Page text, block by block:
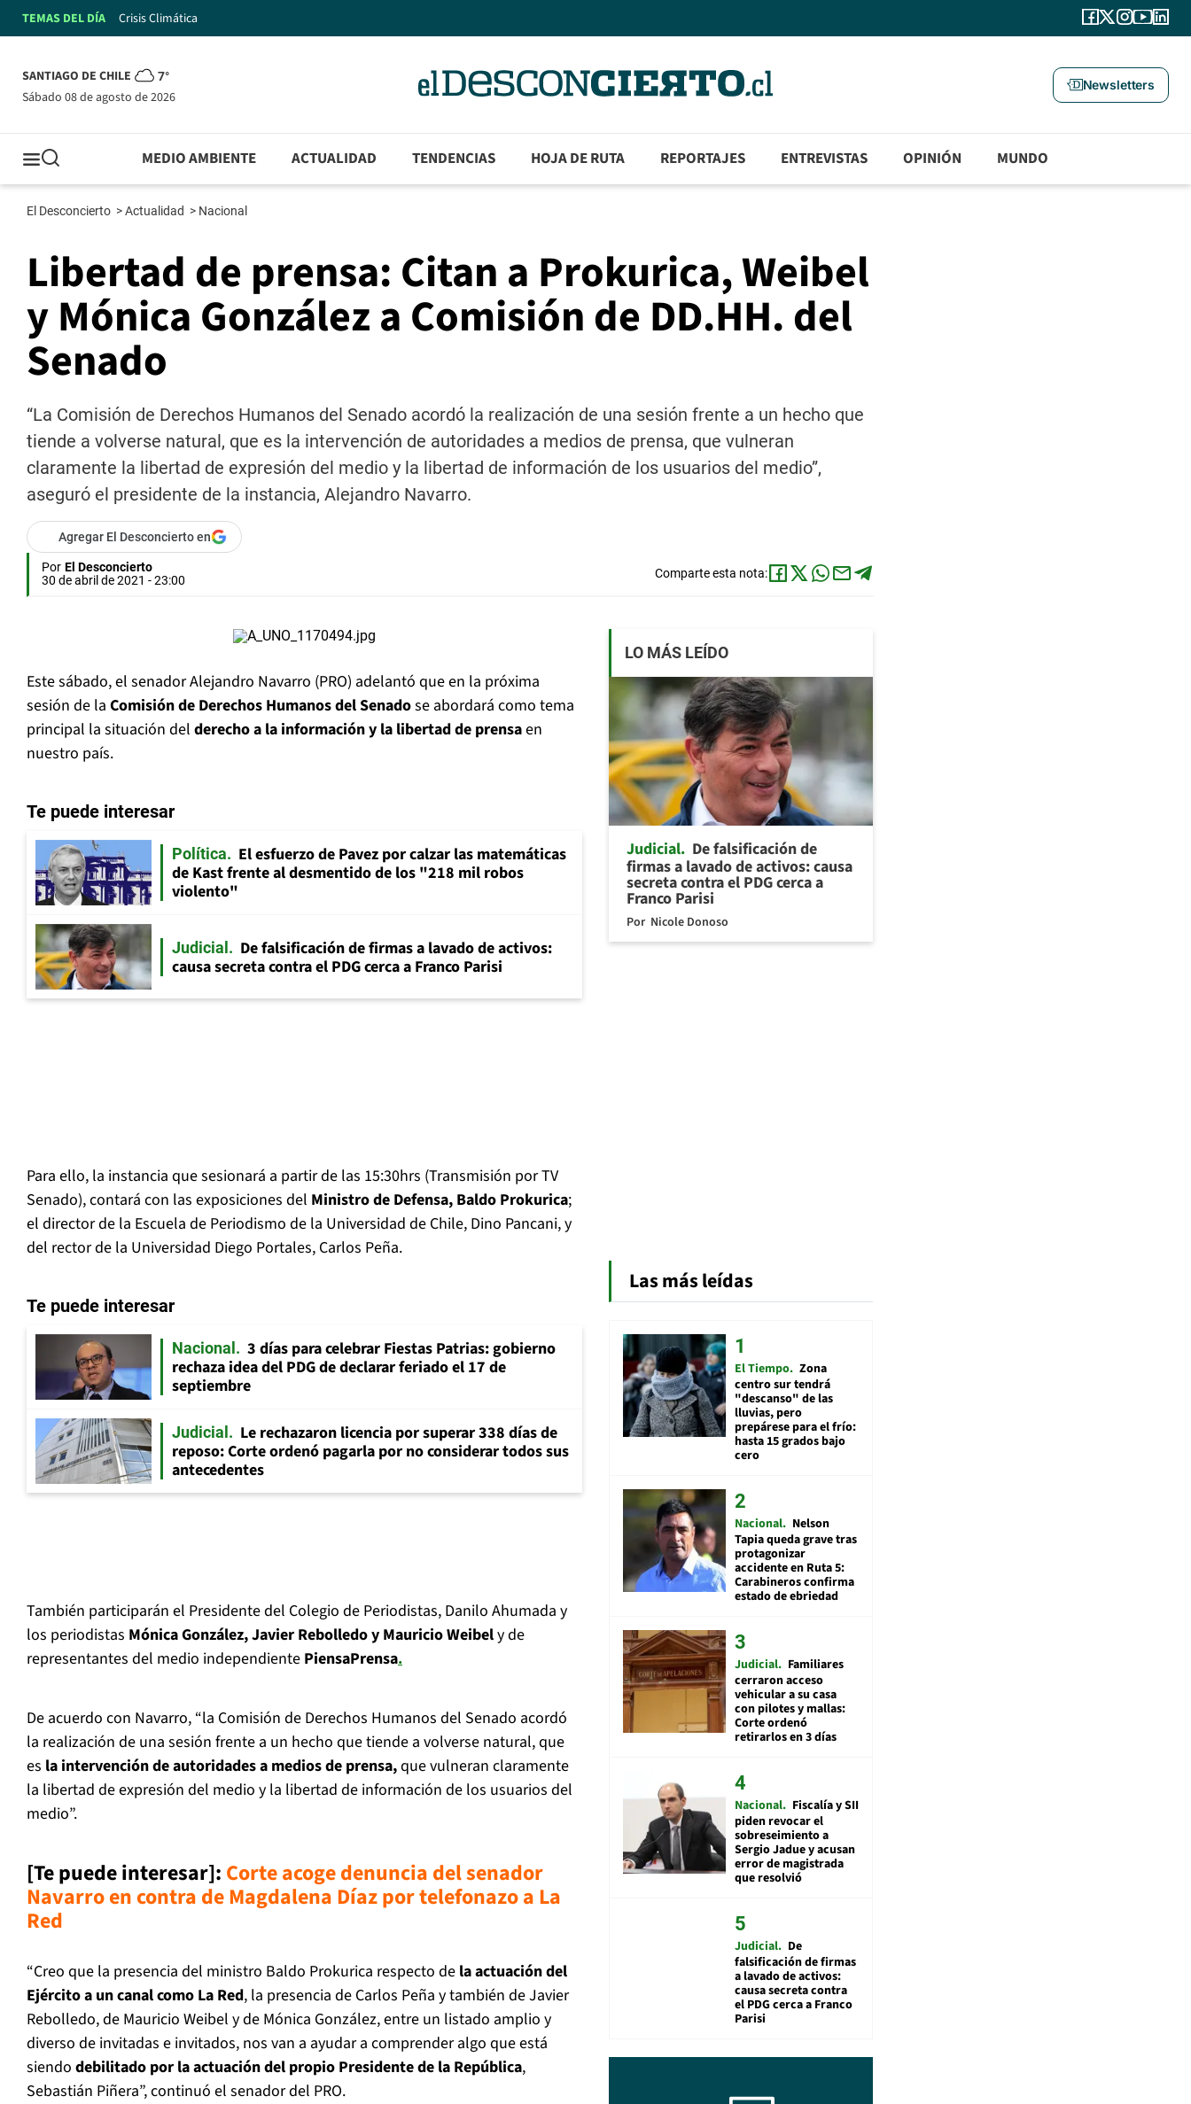
TEMAS DEL DÍA Crisis Climática
SANTIAGO DE CHILE 7°
sábado 08 de agosto de 2026
Newsletters
MEDIO AMBIENTE ACTUALIDAD TENDENCIAS HOJA DE RUTA REPORTAJES ENTREVISTAS OPINIÓN MUNDO
El Desconcierto >Actualidad > Nacional
Libertad de prensa: Citan a Prokurica, Weibel
y Mónica González a Comisión de DD.HH. del
Senado
“La Comisión de Derechos Humanos del Senado acordó la realización de una sesión frente a un hecho que
tiende a volverse natural, que es la intervención de autoridades a medios de prensa, que vulneran
claramente la libertad de expresión del medio y la libertad de información de los usuarios del medio”,
aseguró el presidente de la instancia, Alejandro Navarro.
Agregar El Desconcierto en
Por El Desconcierto
30 de abril de 2021 - 23:00
Comparte esta nota:
Este sábado, el senador Alejandro Navarro (PRO) adelantó que en la próxima
sesión de la Comisión de Derechos Humanos del Senadose abordará como tema
principal la situación del derecho a la información y la libertad de prensaen
nuestro país.
Te puede interesar
Política
El esfuerzo de Pavez por calzar las matemáticas
de Kast frente al desmentido de los "218 mil robos
violento"
Judicial
De falsificación de firmas a lavado de activos:
causa secreta contra el PDG cerca a Franco Parisi
Para ello, la instancia que sesionará a partir de las 15:30hrs (Transmisión por TV
Senado), contará con las exposiciones del Ministro de Defensa, Baldo Prokurica;
el director de la Escuela de Periodismo de la Universidad de Chile, Dino Pancani, y
del rector de la Universidad Diego Portales, Carlos Peña.
Te puede interesar
Nacional
3 días para celebrar Fiestas Patrias: gobierno
rechaza idea del PDG de declarar feriado el 17 de
septiembre
Judicial
Le rechazaron licencia por superar 338 días de
reposo: Corte ordenó pagarla por no considerar todos sus
antecedentes
También participarán el Presidente del Colegio de Periodistas, Danilo Ahumada y
los periodistas Mónica González, Javier Rebolledo y Mauricio Weibely de
representantes del medio independiente PiensaPrensa.
De acuerdo con Navarro, “la Comisión de Derechos Humanos del Senado acordó
la realización de una sesión frente a un hecho que tiende a volverse natural, que
es la intervención de autoridades a medios de prensa,que vulneran claramente
la libertad de expresión del medio y la libertad de información de los usuarios del
medio”.
[Te puede interesar]: Corte acoge denuncia del senador
Navarro en contra de Magdalena Díaz por telefonazo a La
Red
“Creo que la presencia del ministro Baldo Prokurica respecto de la actuación del
Ejército a un canal como La Red, la presencia de Carlos Peña y también de Javier
Rebolledo, de Mauricio Weibel y de Mónica González, entre un listado amplio y
diverso de invitadas e invitados, nos van a ayudar a comprender algo que está
siendo debilitado por la actuación del propio Presidente de la República,
Sebastián Piñera”, continuó el senador del PRO.
LO MÁS LEÍDO
Judicial De falsificación de
firmas a lavado de activos: causa
secreta contra el PDG cerca a
Franco Parisi
Por Nicole Donoso
Las más leídas
El Tiempo Zona
centro sur tendrá
"descanso" de las
lluvias, pero
prepárese para el frío:
hasta 15 grados bajo
cero
Nacional Nelson
Tapia queda grave tras
protagonizar
accidente en Ruta 5:
Carabineros confirma
estado de ebriedad
Judicial Familiares
cerraron acceso
vehicular a su casa
con pilotes y mallas:
Corte ordenó
retirarlos en 3 días
Nacional Fiscalía y SII
piden revocar el
sobreseimiento a
Sergio Jadue y acusan
error de magistrada
que resolvió
Judicial De
falsificación de firmas
a lavado de activos:
causa secreta contra
el PDG cerca a Franco
Parisi